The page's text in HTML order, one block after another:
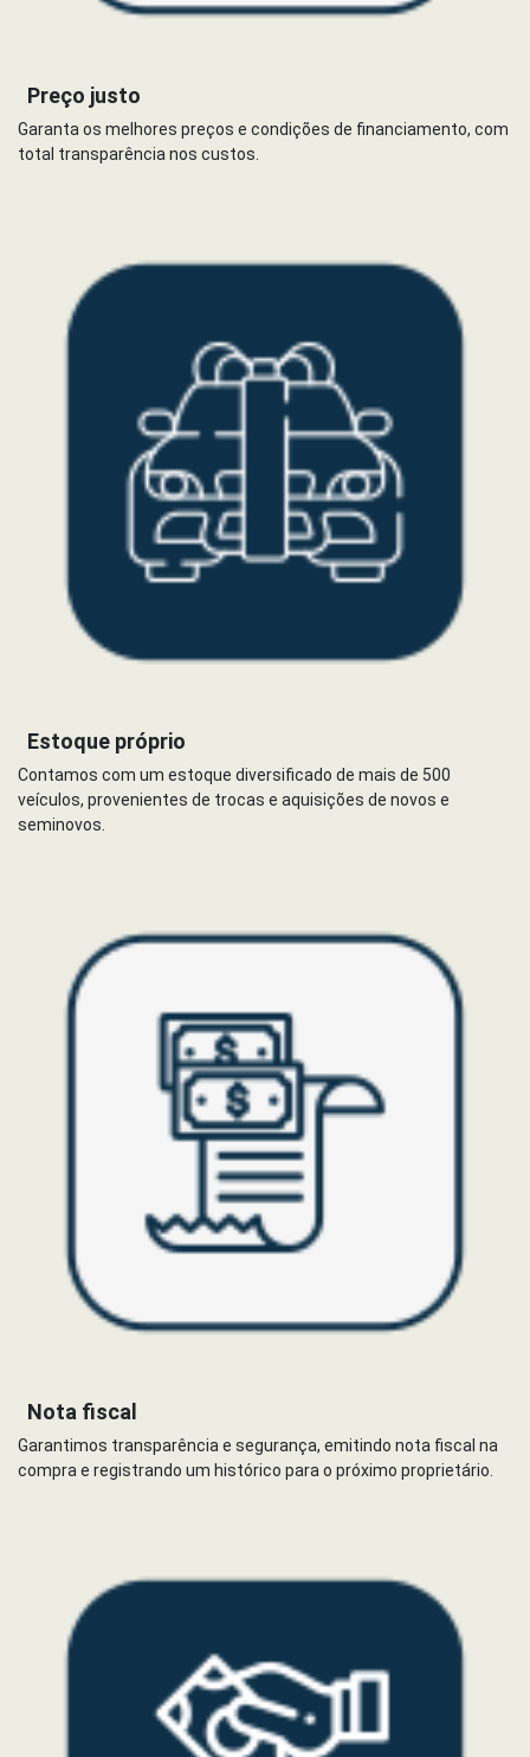
Preço justo
Garanta os melhores preços e condições de financiamento, com
total transparência nos custos.
Estoque próprio
Contamos com um estoque diversificado de mais de 500
veículos, provenientes de trocas e aquisições de novos e
seminovos.
Nota fiscal
Garantimos transparência e segurança, emitindo nota fiscal na
compra e registrando um histórico para o próximo proprietário.